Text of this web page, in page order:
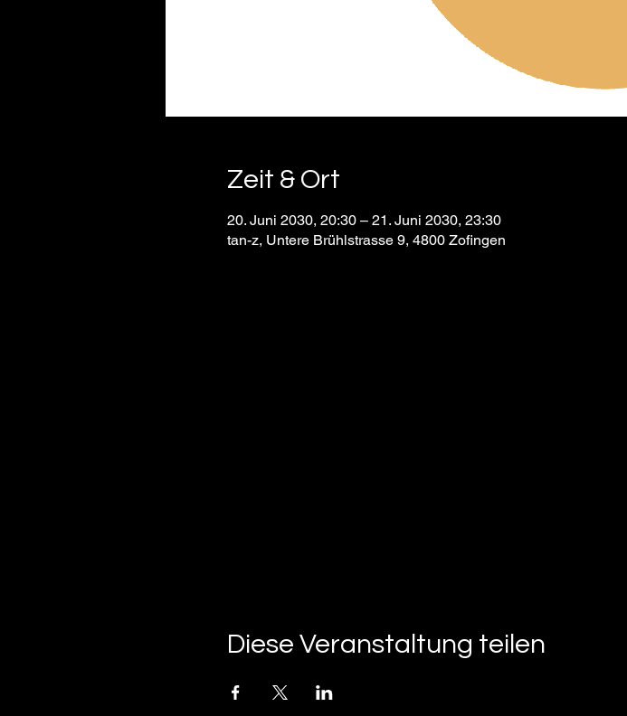
Zeit & Ort
20. Juni 2030, 20:30 – 21. Juni 2030, 23:30
tan-z, Untere Brühlstrasse 9, 4800 Zofingen
Diese Veranstaltung teilen